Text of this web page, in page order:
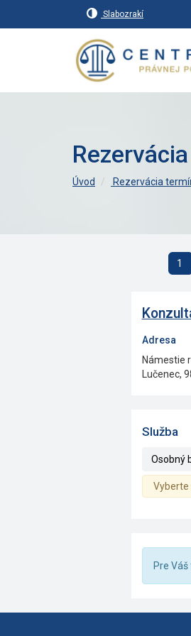
Slabozrakí
Úvod Rezervácia
1
Adresa
Námestie
Lučenec,
Služba
Osobný
Vyberte
Pre